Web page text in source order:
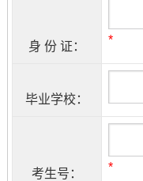
身 份 证： *
毕业学校：
考生号： *